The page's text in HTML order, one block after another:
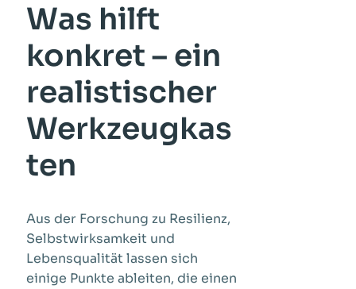
Was hilft
konkret – ein
realistischer
Werkzeugkas
ten
Aus der Forschung zu Resilienz,
Selbstwirksamkeit und
Lebensqualität lassen sich
einige Punkte ableiten, die einen